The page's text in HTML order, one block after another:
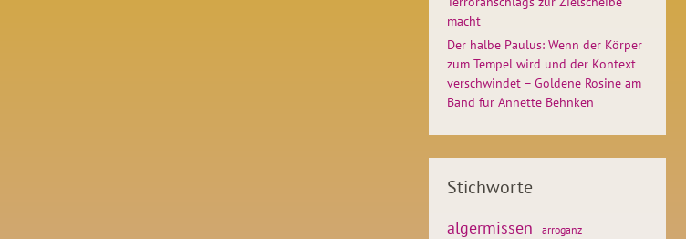
macht
Der halbe Paulus: Wenn der Körper
zum Tempel wird und der Kontext
verschwindet – Goldene Rosine am
Band für Annette Behnken
Stichworte
algermissen arroganz